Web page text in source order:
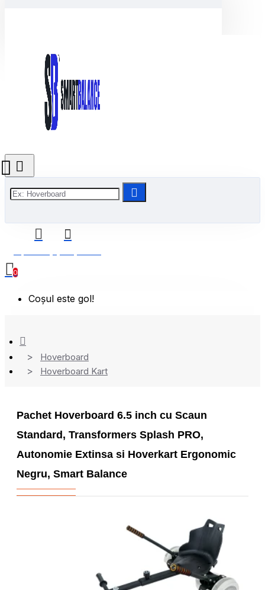
0
Coșul este gol!
Hoverboard
Hoverboard Kart
Pachet Hoverboard 6.5 inch cu Scaun
Standard, Transformers Splash PRO,
Autonomie Extinsa si Hoverkart Ergonomic
Negru, Smart Balance